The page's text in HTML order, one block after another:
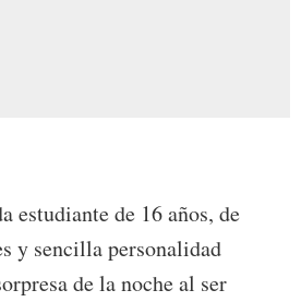
estudiante de 16 años, de
y sencilla personalidad
de la noche al ser